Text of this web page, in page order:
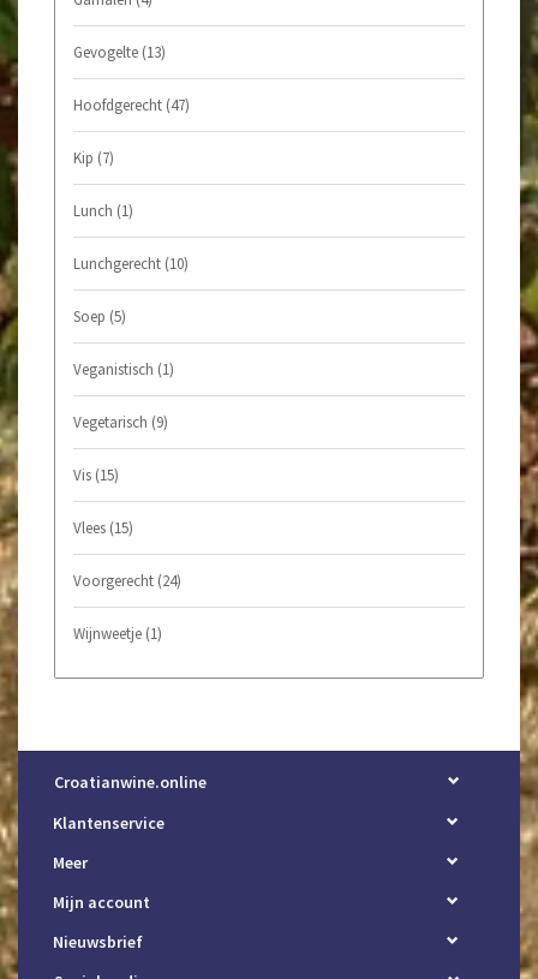
Gevogelte (13)
Hoofdgerecht (47)
Kip (7)
Lunch (1)
Lunchgerecht (10)
Soep (5)
Veganistisch (1)
Vegetarisch (9)
Vis (15)
Vlees (15)
Voorgerecht (24)
Wijnweetje (1)
Croatianwine.online
Klantenservice
Meer
Mijn account
Nieuwsbrief